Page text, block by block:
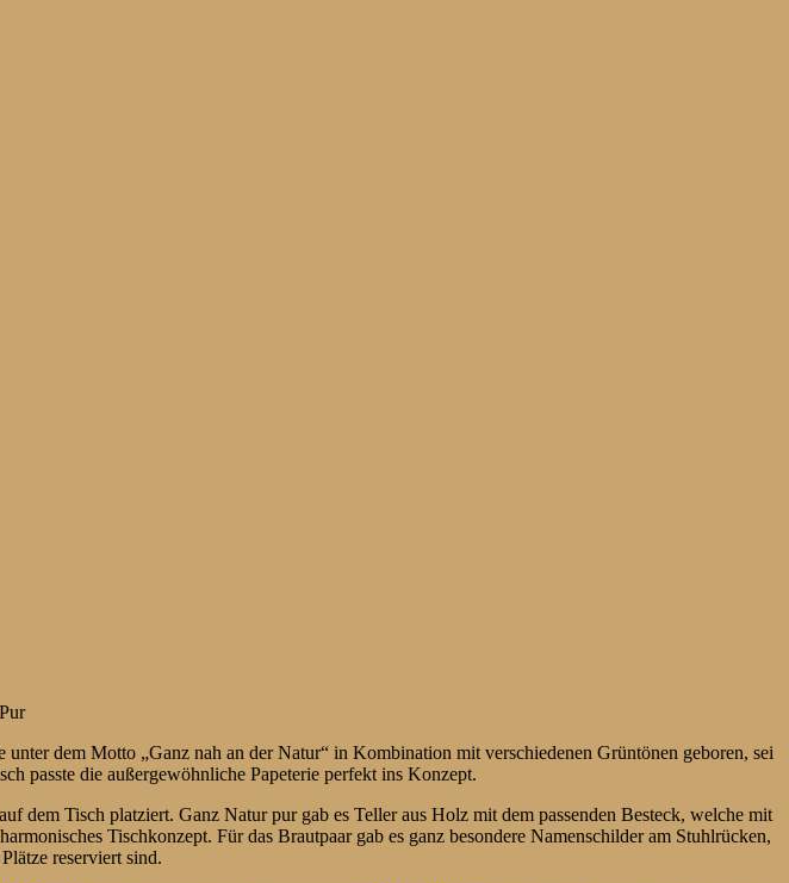
dem Motto „Ganz nah an der Natur“ in Kombination mit verschiedenen Grüntönen geboren, sei
passte die außergewöhnliche Papeterie perfekt ins Konzept.
Tisch platziert. Ganz Natur pur gab es Teller aus Holz mit dem passenden Besteck, welche mit
Tischkonzept. Für das Brautpaar gab es ganz besondere Namenschilder am Stuhlrücken,
reserviert sind.